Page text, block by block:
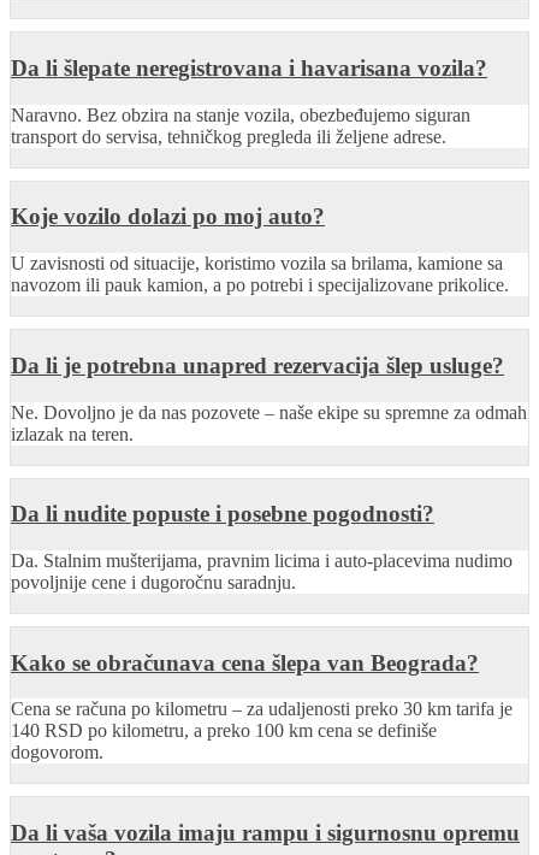
Da li šlepate neregistrovana i havarisana vozila?
Naravno. Bez obzira na stanje vozila, obezbeđujemo siguran
transport do servisa, tehničkog pregleda ili željene adrese.
Koje vozilo dolazi po moj auto?
U zavisnosti od situacije, koristimo vozila sa brilama, kamione sa
navozom ili pauk kamion, a po potrebi i specijalizovane prikolice.
Da li je potrebna unapred rezervacija šlep usluge?
Ne. Dovoljno je da nas pozovete – naše ekipe su spremne za odmah
izlazak na teren.
Da li nudite popuste i posebne pogodnosti?
Da. Stalnim mušterijama, pravnim licima i auto-placevima nudimo
povoljnije cene i dugoročnu saradnju.
Kako se obračunava cena šlepa van Beograda?
Cena se računa po kilometru – za udaljenosti preko 30 km tarifa je
140 RSD po kilometru, a preko 100 km cena se definiše
dogovorom.
Da li vaša vozila imaju rampu i sigurnosnu opremu